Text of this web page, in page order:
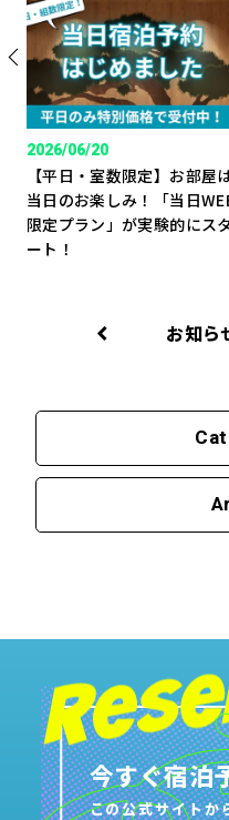
2026/06/20
【平日・室数限定】お部屋
当日のお楽しみ！「当日
限定プラン」が実験的にス
ート！
お知ら
今すぐ宿泊
この公式サイトか